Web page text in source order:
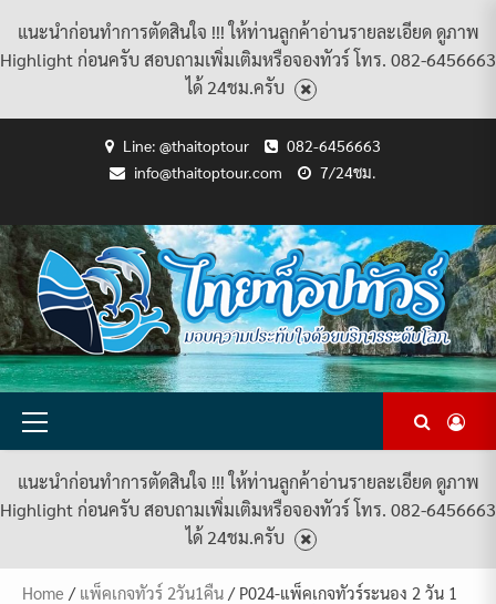
แนะนำก่อนทำการตัดสินใจ !!! ให้ท่านลูกค้าอ่านรายละเอียด ดูภาพ
Highlight ก่อนครับ สอบถามเพิ่มเติมหรือจองทัวร์ โทร. 082-6456663
ได้ 24ชม.ครับ
Line: @thaitoptour
082-6456663
info@thaitoptour.com
7/24ชม.
USACCOUNT
POLICY
AND
CONDITIONS
แพ็คเกจ
ทัวร์
ทั้งหมด
ต้อนรับ
สู่
ไทย
ท็อป
ทัวร์
กับ
เรา
ทัวร์
ทั้งหมด
Primary
แนะนำก่อนทำการตัดสินใจ !!! ให้ท่านลูกค้าอ่านรายละเอียด ดูภาพ
Highlight ก่อนครับ สอบถามเพิ่มเติมหรือจองทัวร์ โทร. 082-6456663
ได้ 24ชม.ครับ
Home / แพ็คเกจทัวร์ 2วัน1คืน / P024-แพ็คเกจทัวร์ระนอง 2 วัน 1